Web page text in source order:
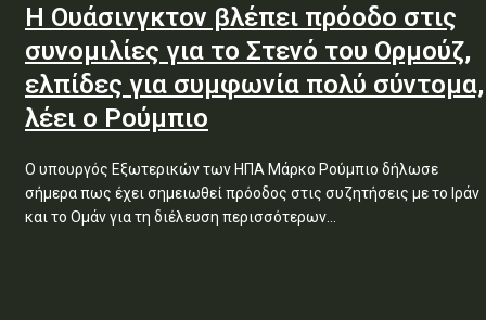
Η Ουάσινγκτον βλέπει πρόοδο στις
συνομιλίες για το Στενό του Ορμούζ,
ελπίδες για συμφωνία πολύ σύντομα,
λέει ο Ρούμπιο
Ο υπουργός Εξωτερικών των ΗΠΑ Μάρκο Ρούμπιο δήλωσε
σήμερα πως έχει σημειωθεί πρόοδος στις συζητήσεις με το Ιράν
και το Ομάν για τη διέλευση περισσότερων...